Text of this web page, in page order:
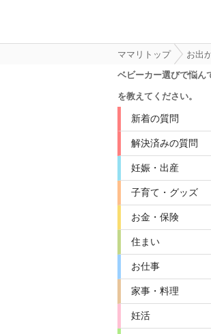
ママリトップ
お出
ベビーカー選びで悩ん
を教えてください。
新着の質問
解決済みの質問
妊娠・出産
子育て・グッズ
お金・保険
住まい
お仕事
家事・料理
妊活